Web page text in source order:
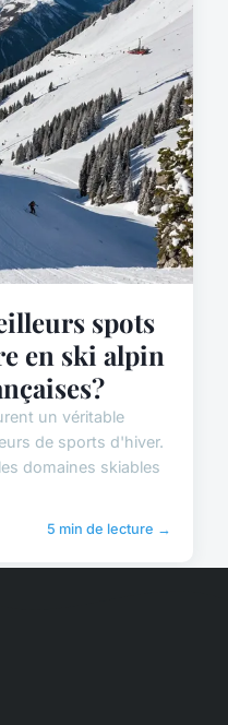
spots
en ski alpin
un véritable
de sports d'hiver.
domaines skiables
5 min de lecture →